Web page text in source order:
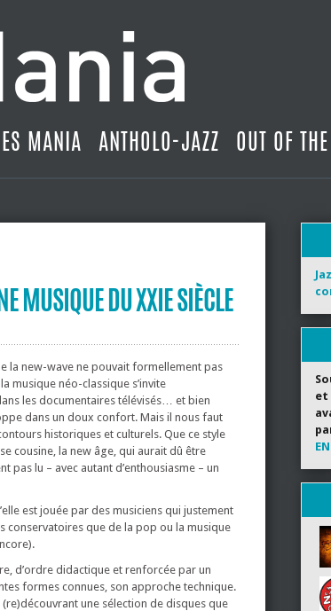
MANIA ANTHOLO-JAZZ OUT OF
MUSIQUE DU XXIE SIÈCLE
la new-wave ne pouvait formellement pas
musique néo-classique s’invite
les documentaires télévisés… et bien
dans un doux confort. Mais il nous faut
historiques et culturels. Que ce style
cousine, la new âge, qui aurait dû être
pas lu – avec autant d’enthousiasme – un
est jouée par des musiciens qui justement
conservatoires que de la pop ou la musique
d’ordre didactique et renforcée par un
formes connues, son approche technique.
une sélection de disques que
et